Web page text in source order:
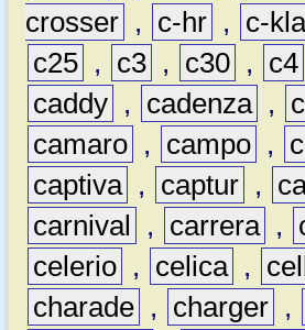
crosser , c-hr , c-
c25 , c3 , c30 , c4
caddy , cadenza ,
camaro , campo ,
captiva , captur ,
carnival
, carrera ,
celerio , celica ,
charade , charger ,